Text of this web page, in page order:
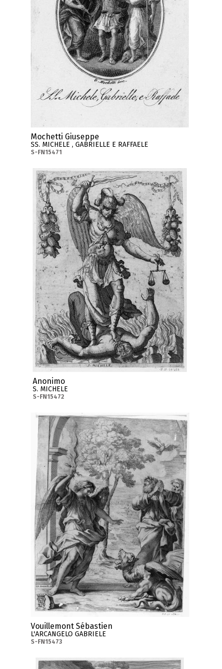
Mochetti Giuseppe
SS. MICHELE , GABRIELLE E RAFFAELE
S-FN15471
Anonimo
S. MICHELE
S-FN15472
Vouillemont Sébastien
L'ARCANGELO GABRIELE
S-FN15473